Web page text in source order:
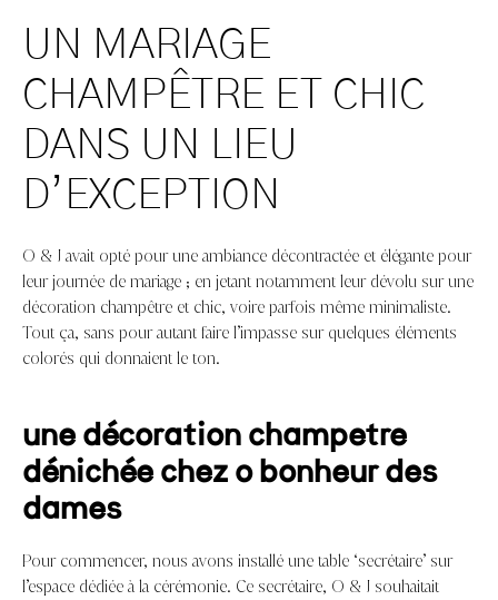
UN MARIAGE
CHAMPÊTRE ET CHIC
DANS UN LIEU
D’EXCEPTION
O & J avait opté pour une ambiance décontractée et élégante pour
leur journée de mariage ; en jetant notamment leur dévolu sur une
décoration champêtre et chic, voire parfois même minimaliste.
Tout ça, sans pour autant faire l’impasse sur quelques éléments
colorés qui donnaient le ton.
une décoration champêtre
dénichée chez o bonheur des
dames
Pour commencer, nous avons installé une table ‘secrétaire’ sur
l’espace dédiée à la cérémonie. Ce secrétaire, O & J souhaitait